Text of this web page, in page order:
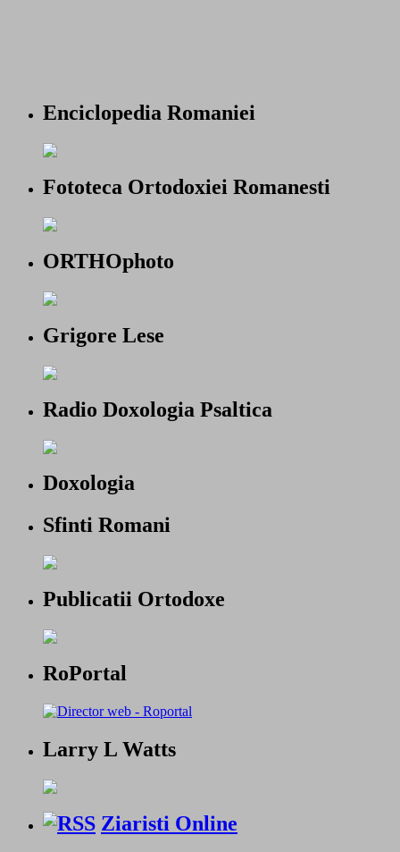
Enciclopedia Romaniei
Fototeca Ortodoxiei Romanesti
ORTHOphoto
Grigore Lese
Radio Doxologia Psaltica
Doxologia
Sfinti Romani
Publicatii Ortodoxe
RoPortal
Larry L Watts
Ziaristi Online